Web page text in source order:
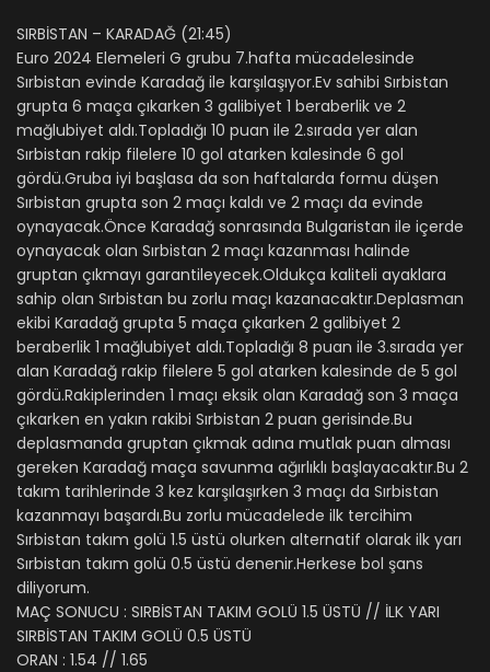
SIRBİSTAN – KARADAĞ (21:45)
Euro 2024 Elemeleri G grubu 7.hafta mücadelesinde
Sırbistan evinde Karadağ ile karşılaşıyor.Ev sahibi Sırbistan
grupta 6 maça çıkarken 3 galibiyet 1 beraberlik ve 2
mağlubiyet aldı.Topladığı 10 puan ile 2.sırada yer alan
Sırbistan rakip filelere 10 gol atarken kalesinde 6 gol
gördü.Gruba iyi başlasa da son haftalarda formu düşen
Sırbistan grupta son 2 maçı kaldı ve 2 maçı da evinde
oynayacak.Önce Karadağ sonrasında Bulgaristan ile içerde
oynayacak olan Sırbistan 2 maçı kazanması halinde
gruptan çıkmayı garantileyecek.Oldukça kaliteli ayaklara
sahip olan Sırbistan bu zorlu maçı kazanacaktır.Deplasman
ekibi Karadağ grupta 5 maça çıkarken 2 galibiyet 2
beraberlik 1 mağlubiyet aldı.Topladığı 8 puan ile 3.sırada yer
alan Karadağ rakip filelere 5 gol atarken kalesinde de 5 gol
gördü.Rakiplerinden 1 maçı eksik olan Karadağ son 3 maça
çıkarken en yakın rakibi Sırbistan 2 puan gerisinde.Bu
deplasmanda gruptan çıkmak adına mutlak puan alması
gereken Karadağ maça savunma ağırlıklı başlayacaktır.Bu 2
takım tarihlerinde 3 kez karşılaşırken 3 maçı da Sırbistan
kazanmayı başardı.Bu zorlu mücadelede ilk tercihim
Sırbistan takım golü 1.5 üstü olurken alternatif olarak ilk yarı
Sırbistan takım golü 0.5 üstü denenir.Herkese bol şans
diliyorum.
MAÇ SONUCU : SIRBİSTAN TAKIM GOLÜ 1.5 ÜSTÜ // İLK YARI
SIRBİSTAN TAKIM GOLÜ 0.5 ÜSTÜ
ORAN : 1.54 // 1.65